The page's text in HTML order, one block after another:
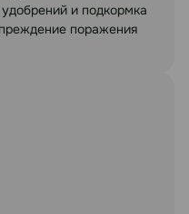
и подкормка
поражения